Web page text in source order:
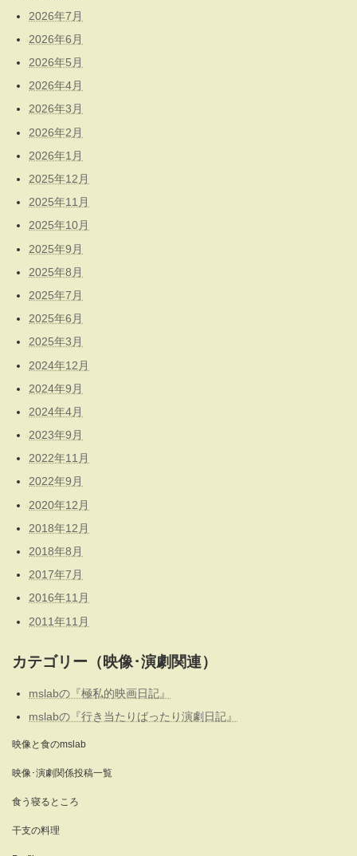
2026年7月
2026年6月
2026年5月
2026年4月
2026年3月
2026年2月
2026年1月
2025年12月
2025年11月
2025年10月
2025年9月
2025年8月
2025年7月
2025年6月
2025年3月
2024年12月
2024年9月
2024年4月
2023年9月
2022年11月
2022年9月
2020年12月
2018年12月
2018年8月
2017年7月
2016年11月
2011年11月
カテゴリー（映像･演劇関連）
mslabの『極私的映画日記』
mslabの『行き当たりばったり演劇日記』
映像と食のmslab
映像･演劇関係投稿一覧
食う寝るところ
干支の料理